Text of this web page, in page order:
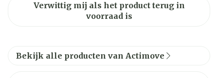
Verwittig mij als het product terug in
voorraad is
Bekijk alle producten van Actimove